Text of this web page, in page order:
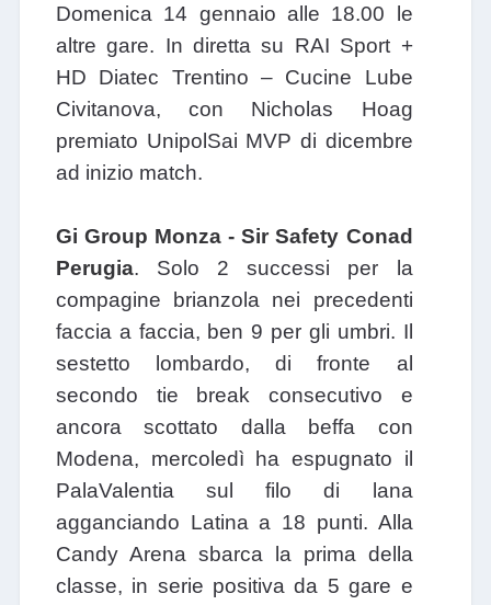
Domenica 14 gennaio alle 18.00 le
altre gare. In diretta su RAI Sport +
HD Diatec Trentino – Cucine Lube
Civitanova, con Nicholas Hoag
premiato UnipolSai MVP di dicembre
ad inizio match.
Gi Group Monza - Sir Safety Conad
Perugia. Solo 2 successi per la
compagine brianzola nei precedenti
faccia a faccia, ben 9 per gli umbri. Il
sestetto lombardo, di fronte al
secondo tie break consecutivo e
ancora scottato dalla beffa con
Modena, mercoledì ha espugnato il
PalaValentia sul filo di lana
agganciando Latina a 18 punti. Alla
Candy Arena sbarca la prima della
classe, in serie positiva da 5 gare e